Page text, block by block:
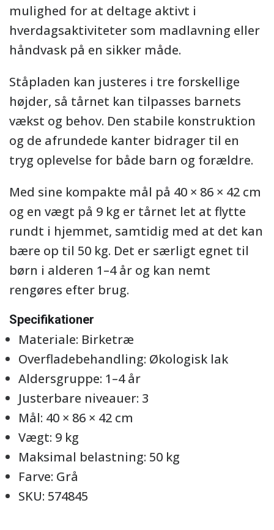
mulighed for at deltage aktivt i
hverdagsaktiviteter som madlavning eller
håndvask på en sikker måde.
Ståpladen kan justeres i tre forskellige
højder, så tårnet kan tilpasses barnets
vækst og behov. Den stabile konstruktion
og de afrundede kanter bidrager til en
tryg oplevelse for både barn og forældre.
Med sine kompakte mål på 40 × 86 × 42 cm
og en vægt på 9 kg er tårnet let at flytte
rundt i hjemmet, samtidig med at det kan
bære op til 50 kg. Det er særligt egnet til
børn i alderen 1–4 år og kan nemt
rengøres efter brug.
Specifikationer
Materiale: Birketræ
Overfladebehandling: Økologisk lak
Aldersgruppe: 1–4 år
Justerbare niveauer: 3
Mål: 40 × 86 × 42 cm
Vægt: 9 kg
Maksimal belastning: 50 kg
Farve: Grå
SKU: 574845